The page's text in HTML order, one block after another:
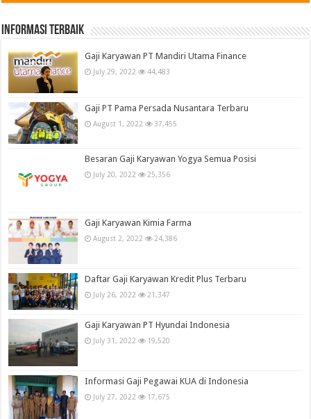
informasi terbaik
Gaji Karyawan PT Mandiri Utama Finance
July 29, 2022 44,483
Gaji PT Pama Persada Nusantara Terbaru
August 1, 2022 37,455
Besaran Gaji Karyawan Yogya Semua Posisi
July 20, 2022 25,356
Gaji Karyawan Kimia Farma
August 2, 2022 24,386
Daftar Gaji Karyawan Kredit Plus Terbaru
July 26, 2022 21,347
Gaji Karyawan PT Hyundai Indonesia
July 31, 2022 19,520
Informasi Gaji Pegawai KUA di Indonesia
July 27, 2022 17,675